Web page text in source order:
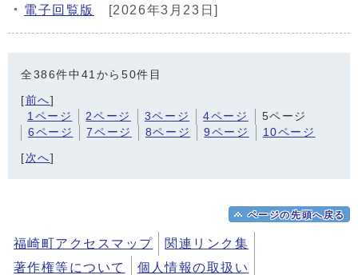
電子回覧版 [2026年3月23日]
全386件中41から50件目
[前へ]
1ページ
2ページ 3ページ 4ページ
5ページ
6ページ
7ページ 8ページ 9ページ 10ページ
[ 次へ]
ページの先頭へ戻る
福崎町アクセスマップ
関連リンク集
著作権等について
個人情報の取扱い